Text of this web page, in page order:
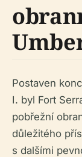
Postaven
I. byl Fort
pobřežní
důležitého
s dalšími